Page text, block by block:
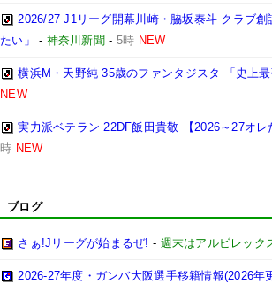
2026/27 J1リーグ開幕川崎・脇坂泰斗 クラブ
たい」
- 神奈川新聞 - 5時 NEW
横浜M・天野純 35歳のファンタジスタ 「史上
NEW
実力派ベテラン 22DF飯田貴敬 【2026～27オ
時 NEW
ブログ
さぁ!Jリーグが始まるぜ! - 週末はアルビレック
2026-27年度・ガンバ大阪選手移籍情報(2026年